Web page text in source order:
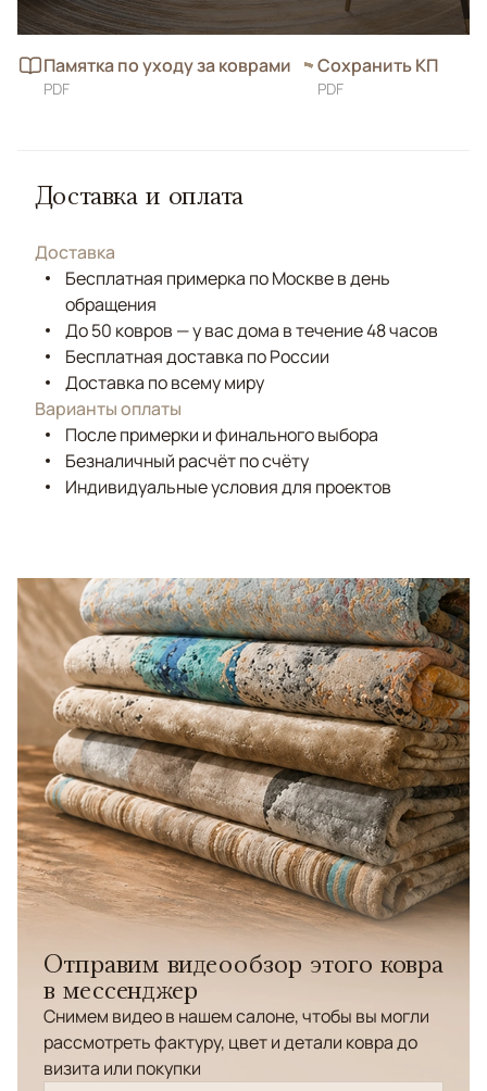
Памятка по уходу за коврами
PDF
Сохранить КП
PDF
Доставка и оплата
Доставка
Бесплатная примерка по Москве в день
обращения
До 50 ковров — у вас дома в течение 48 часов
Бесплатная доставка по России
Доставка по всему миру
Варианты оплаты
После примерки и финального выбора
Безналичный расчёт по счёту
Индивидуальные условия для проектов
Отправим видеообзор этого ковра
в мессенджер
Снимем видео в нашем салоне, чтобы вы могли
рассмотреть фактуру, цвет и детали ковра до
визита или покупки